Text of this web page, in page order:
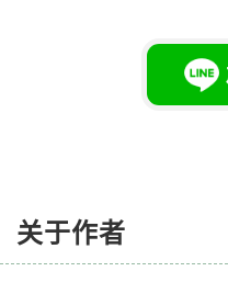
关于作者